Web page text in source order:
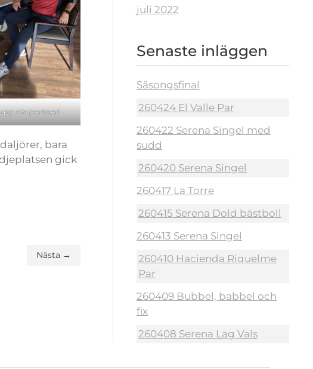
sin partner!
bara
gick
Nästa →
juli 2022
Senaste inläggen
Säsongsfinal
260424 El Valle Par
260422 Serena Singel med
sudd
260420 Serena Singel
260417 La Torre
260415 Serena Dold bästboll
260413 Serena Singel
260410 Hacienda Riquelme
Par
260409 Bubbel, babbel och
fix
260408 Serena Lag Vals